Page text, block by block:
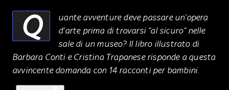
Q
uante avventure deve passare un’opera
d’arte prima di trovarsi “al sicuro” nelle
sale di un museo? Il libro illustrato di
Barbara Conti e Cristina Trapanese risponde a questa
avvincente domanda con 14 racconti per bambini.